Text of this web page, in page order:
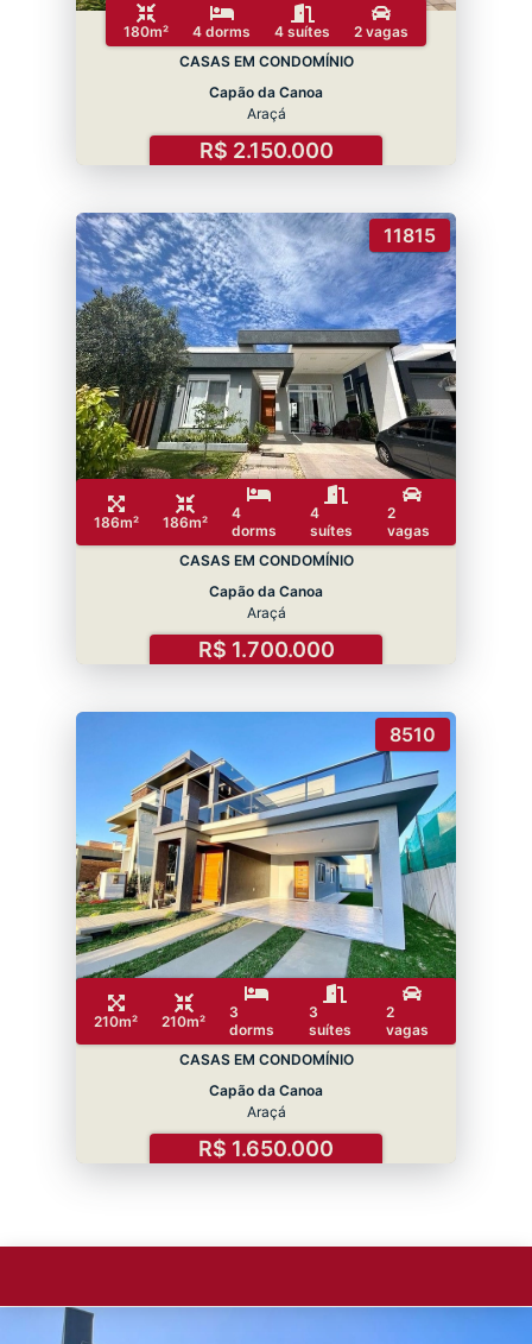
180m² 4 dorms 4 suítes
2 vagas
CASAS EM CONDOMÍNIO
Capão da Canoa
Araçá
R$ 2.150.000
11815
186m² 186m²
4
dorms
4
suítes
2
vagas
CASAS EM CONDOMÍNIO
Capão da Canoa
Araçá
R$ 1.700.000
8510
210m² 210m²
3
dorms
3
suítes
2
vagas
CASAS EM CONDOMÍNIO
Capão da Canoa
Araçá
R$ 1.650.000